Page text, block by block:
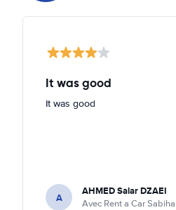
It was good
It was good
A AHMED Salar DZAEI
Avec Rent a Car